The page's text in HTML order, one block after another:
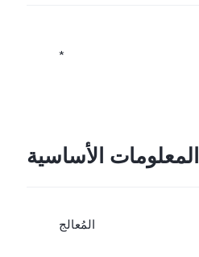
*
المعلومات الأساسية
المُعالج